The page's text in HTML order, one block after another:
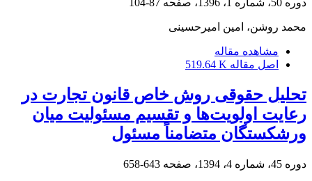
دوره 50، شماره 1، 1396، صفحه 87-104
محمد روشن، امین امیرحسینی
مشاهده مقاله
اصل مقاله 519.64 K
تحلیل حقوقی روش خاص قانون تجارت در
رعایت اولویت‌ها و تقسیم مسئولیت میان
ورشکستگان متضامناً مسئول
دوره 45، شماره 4، 1394، صفحه 643-658